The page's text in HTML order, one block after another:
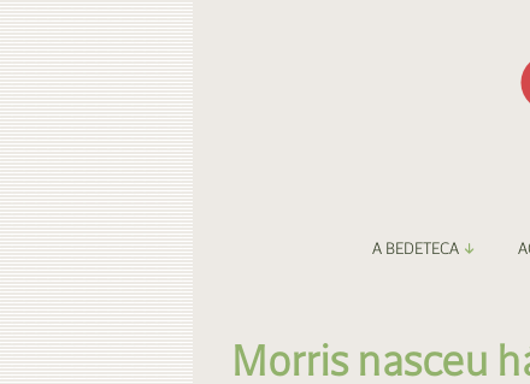
A BEDETECA
Amigos da Bedeteca
Morris nasceu